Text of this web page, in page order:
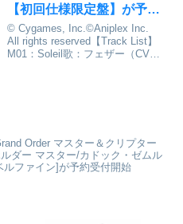
【初回仕様限定盤】が予約
受付開始
© Cygames, Inc.©Aniplex Inc.
All rights reserved【Track List】
M01：Soleil歌：フェザー（CV：
Order マスター＆クリプター
ダー マスター/カドック・ゼムル
ルファイン]が予約受付開始